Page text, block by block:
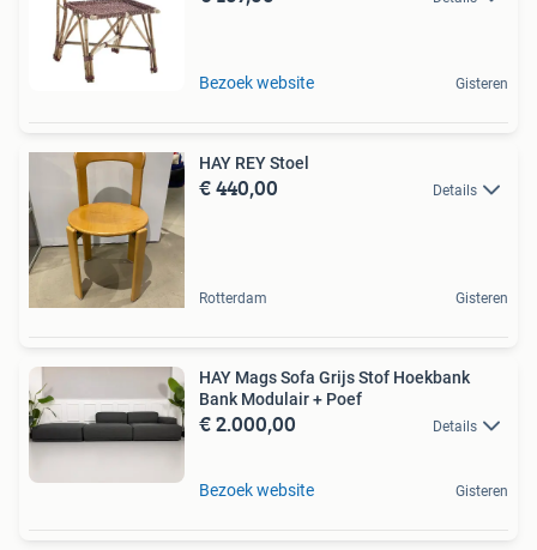
Bezoek website Gisteren
HAY REY Stoel
€ 440,00 Details
Rotterdam Gisteren
HAY Mags Sofa Grijs Stof Hoekbank
Bank Modulair + Poef
€ 2.000,00 Details
Bezoek website Gisteren